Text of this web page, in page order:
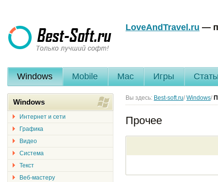
LoveAndTravel.ru —
Windows Mobile Mac Игры
Вы здесь: Best-soft.ru/ Windows/
Прочее
Windows
Интернет и сети
Графика
Видео
Система
Текст
Веб-мастеру